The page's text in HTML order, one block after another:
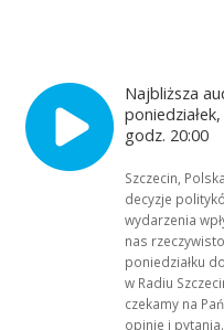
Najbliższa
godz. 20:00
Szczecin,
decyzje
wydarzenia
nas
poniedziałku
w Radiu
czekamy na
opinie i pytania.